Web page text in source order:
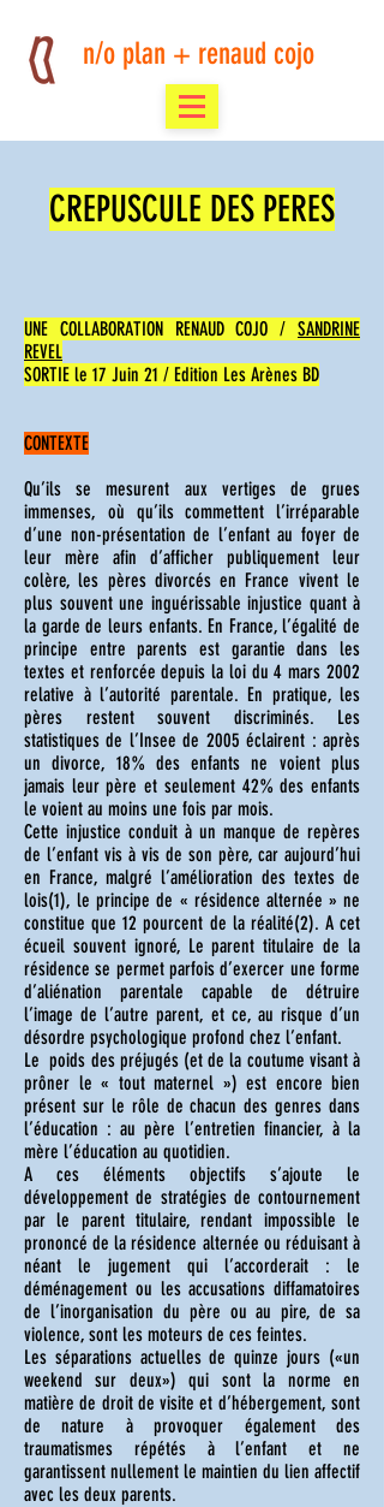
n/o plan + renaud cojo
CREPUSCULE DES PERES
UNE COLLABORATION RENAUD COJO / SANDRINE
REVEL
SORTIE le 17 Juin 21 / Edition Les Arènes BD
CONTEXTE
Qu’ils se mesurent aux vertiges de grues
immenses, où qu’ils commettent l’irréparable
d’une non-présentation de l’enfant au foyer de
leur mère afin d’afficher publiquement leur
colère, les pères divorcés en France vivent le
plus souvent une inguérissable injustice quant à
la garde de leurs enfants. En France, l’égalité de
principe entre parents est garantie dans les
textes et renforcée depuis la loi du 4 mars 2002
relative à l’autorité parentale. En pratique, les
pères restent souvent discriminés. Les
statistiques de l’Insee de 2005 éclairent : après
un divorce, 18% des enfants ne voient plus
jamais leur père et seulement 42% des enfants
le voient au moins une fois par mois.
Cette injustice conduit à un manque de repères
de l’enfant vis à vis de son père, car aujourd’hui
en France, malgré l’amélioration des textes de
lois(1), le principe de « résidence alternée » ne
constitue que 12 pourcent de la réalité(2). A cet
écueil souvent ignoré, Le parent titulaire de la
résidence se permet parfois d’exercer une forme
d’aliénation parentale capable de détruire
l’image de l’autre parent, et ce, au risque d’un
désordre psychologique profond chez l’enfant.
Le poids des préjugés (et de la coutume visant à
prôner le « tout maternel ») est encore bien
présent sur le rôle de chacun des genres dans
l’éducation : au père l’entretien financier, à la
mère l’éducation au quotidien.
A ces éléments objectifs s’ajoute le
développement de stratégies de contournement
par le parent titulaire, rendant impossible le
prononcé de la résidence alternée ou réduisant à
néant le jugement qui l’accorderait : le
déménagement ou les accusations diffamatoires
de l’inorganisation du père ou au pire, de sa
violence, sont les moteurs de ces feintes.
Les séparations actuelles de quinze jours («un
weekend sur deux») qui sont la norme en
matière de droit de visite et d’hébergement, sont
de nature à provoquer également des
traumatismes répétés à l’enfant et ne
garantissent nullement le maintien du lien affectif
avec les deux parents.